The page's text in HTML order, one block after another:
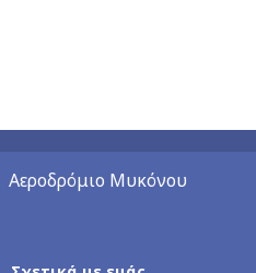
Αεροδρόμιο Μυκόνου